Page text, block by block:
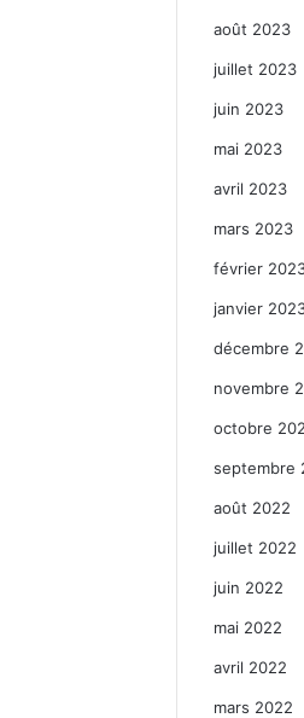
août 2023
juillet 2023
juin 2023
mai 2023
avril 2023
mars 2023
février
janvier
décembre
novembre
octobre
septembre
août 2022
juillet 2022
juin 2022
mai 2022
avril 2022
mars 2022